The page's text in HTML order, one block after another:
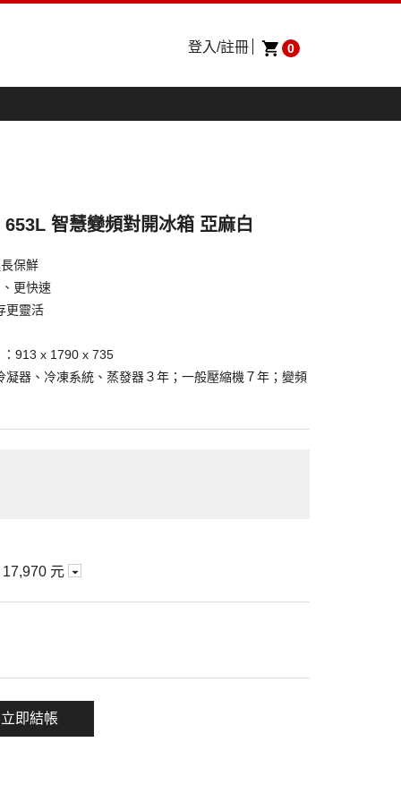
0
登入/註冊
智慧變頻對開冰箱 亞麻白
保鮮
更快速
更靈活
913 x 1790 x 735
凝器、冷凍系統、蒸發器３年；一般壓縮機７年；變頻
17,970 元
立即結帳